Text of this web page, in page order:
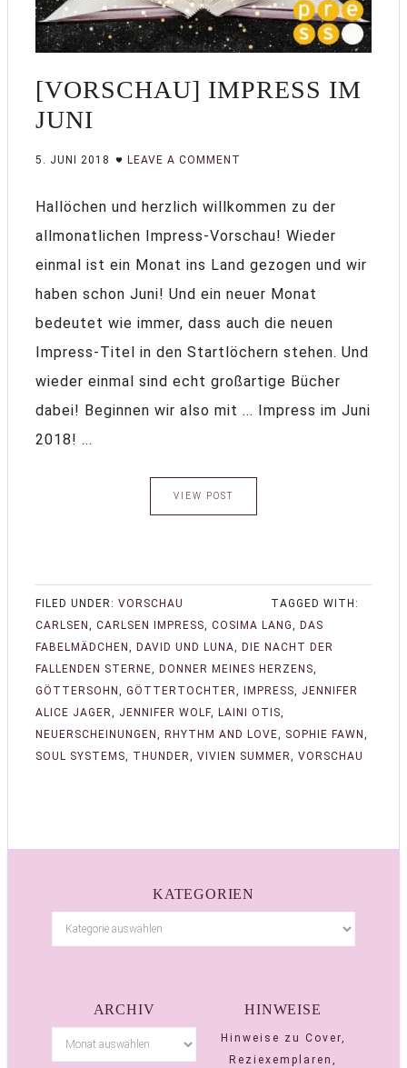
[VORSCHAU] IMPRESS IM
JUNI
5. JUNI 2018 LEAVE A COMMENT
Hallöchen und herzlich willkommen zu der
allmonatlichen Impress-Vorschau! Wieder
einmal ist ein Monat ins Land gezogen und wir
haben schon Juni! Und ein neuer Monat
bedeutet wie immer, dass auch die neuen
Impress-Titel in den Startlöchern stehen. Und
wieder einmal sind echt großartige Bücher
dabei! Beginnen wir also mit ... Impress im Juni
2018! ...
VIEW POST
FILED UNDER: VORSCHAU
TAGGED WITH:
CARLSEN , CARLSEN IMPRESS, COSIMA LANG, DAS
FABELMÄDCHEN , DAVID UND LUNA, DIE NACHT DER
FALLENDEN STERNE, DONNER MEINES HERZENS,
GÖTTERSOHN , GÖTTERTOCHTER, IMPRESS, JENNIFER
ALICE JAGER, JENNIFER WOLF, LAINI OTIS,
NEUERSCHEINUNGEN , RHYTHM AND LOVE, SOPHIE FAWN ,
SOUL SYSTEMS, THUNDER, VIVIEN SUMMER, VORSCHAU
KATEGORIEN
ARCHIV HINWEISE
Hinweise zu Cover,
Reziexemplaren,